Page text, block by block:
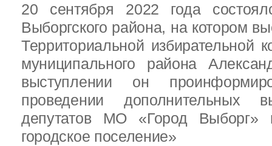
20 сентября 2022 года
Выборгского района, на котором
Территориальной избирательной
муниципального района
выступлении он
проведении дополнительных
депутатов МО «Город
городское поселение»